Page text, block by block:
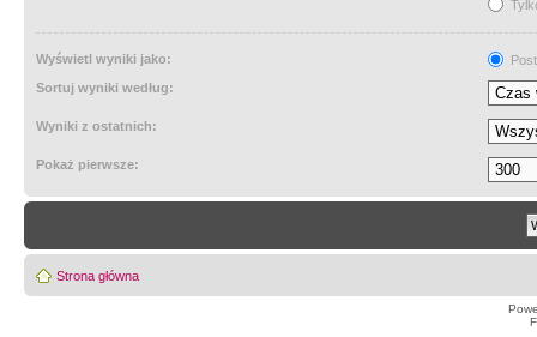
Wyświetl wyniki jako:
Sortuj wyniki według:
Wyniki z ostatnich:
Pokaż pierwsze:
Strona główna